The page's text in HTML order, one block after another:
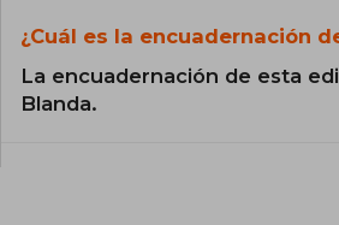
¿Cuál es la encuadernación
La encuadernación de esta
Blanda.